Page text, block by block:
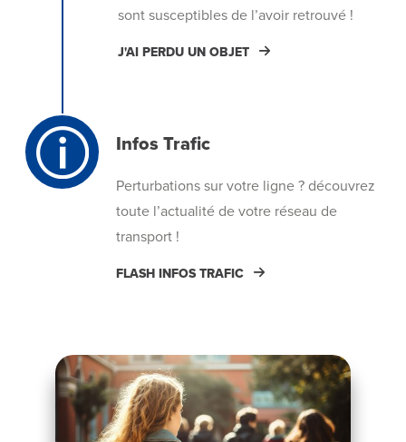
sont susceptibles de l’avoir retrouvé !
J'AI PERDU UN OBJET
Infos Trafic
Perturbations sur votre ligne ? découvrez
toute l’actualité de votre réseau de
transport !
FLASH INFOS TRAFIC